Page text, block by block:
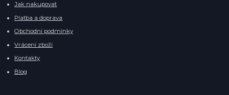
Jak nakupovat
Platba a doprava
Obchodní podmínky
Vrácení zboží
Kontakty
Blog